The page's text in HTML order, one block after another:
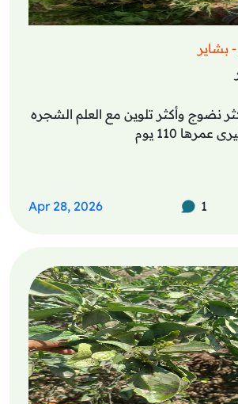
بشاير
نضوج وأكثر تلوين مع العلم الشجره
110 يوم
1
Apr 28, 2026